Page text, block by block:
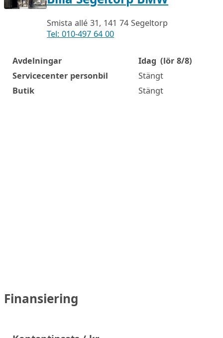
Smista allé 31, 141 74 Segeltorp
Tel: 010-497 64 00
Öppettider
Avdelningar Idag (lör 8/8)
Servicecenter personbil
Stängt
Butik
Stängt
Finansiering